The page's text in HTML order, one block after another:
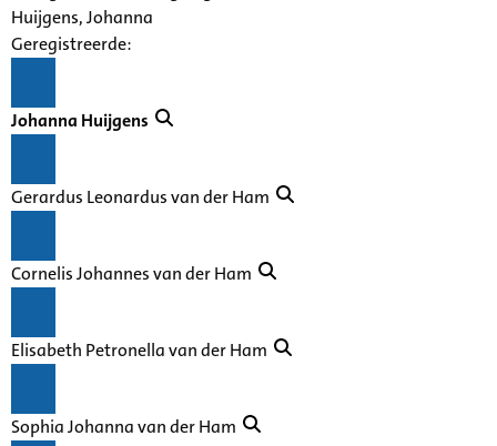
Huijgens, Johanna
Geregistreerde:
Johanna Huijgens
Gerardus Leonardus van der Ham
Cornelis Johannes van der Ham
Elisabeth Petronella van der Ham
Sophia Johanna van der Ham